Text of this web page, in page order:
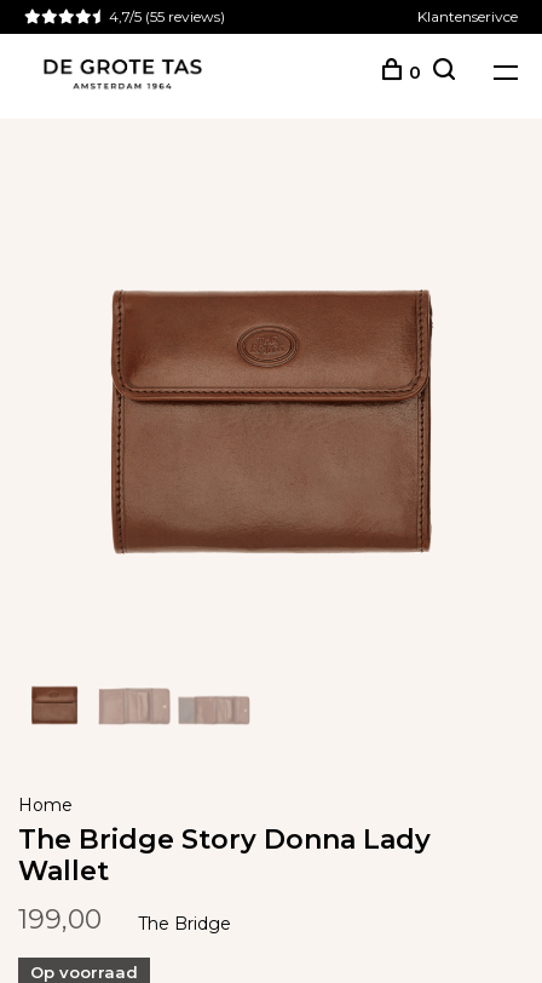
4,7/5 (55 reviews) Klantenserivce
0
Home
The Bridge Story Donna Lady
Wallet
199,00
The Bridge
Op voorraad